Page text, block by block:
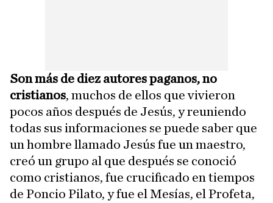
Son más de diez autores paganos, no
cristianos, muchos de ellos que vivieron
pocos años después de Jesús, y reuniendo
todas sus informaciones se puede saber que
un hombre llamado Jesús fue un maestro,
creó un grupo al que después se conoció
como cristianos, fue crucificado en tiempos
de Poncio Pilato, y fue el Mesías, el Profeta,